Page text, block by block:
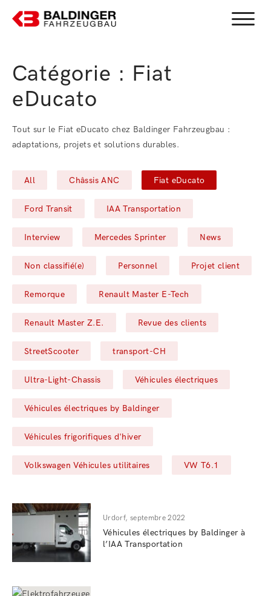
Menu
Catégorie : Fiat
eDucato
Tout sur le Fiat eDucato chez Baldinger Fahrzeugbau :
adaptations, projets et solutions durables.
Filter by
All Filter by
Châssis ANC Filter by
Fiat eDucato
Filter by
Ford Transit Filter by
IAA Transportation
Filter by
Interview Filter by
Mercedes Sprinter Filter by
News
Filter by
Non classifié(e) Filter by
Personnel Filter by
Projet client
Filter by
Remorque Filter by
Renault Master E-Tech
Filter by
Renault Master Z.E. Filter by
Revue des clients
Filter by
StreetScooter Filter by
transport-CH
Filter by
Ultra-Light-Chassis Filter by
Véhicules électriques
Filter by
Véhicules électriques by Baldinger
Filter by
Véhicules frigorifiques d'hiver
Filter by
Volkswagen Véhicules utilitaires Filter by
VW T6.1
Urdorf, septembre 2022
Véhicules électriques by Baldinger à
l’IAA Transportation